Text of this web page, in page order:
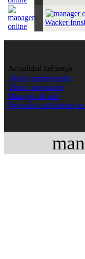
-
Wacker
Actualidad del juego
Títulos continentales
Títulos nacionales
Manager del año
Previsión coeficientes